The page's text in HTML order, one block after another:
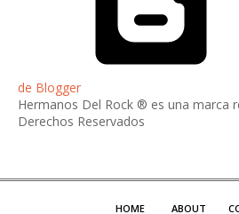
de Blogger
Hermanos Del Rock ® es una marca
Derechos Reservados
HOME ABOUT